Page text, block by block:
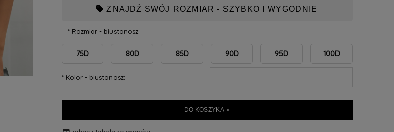
ZNAJDŹ SWÓJ ROZMIAR - SZYBKO I WYGODNIE
*Rozmiar - biustonosz:
75D 80D 85D 90D 95D 100D
*Kolor - biustonosz:
DO KOSZYKA »